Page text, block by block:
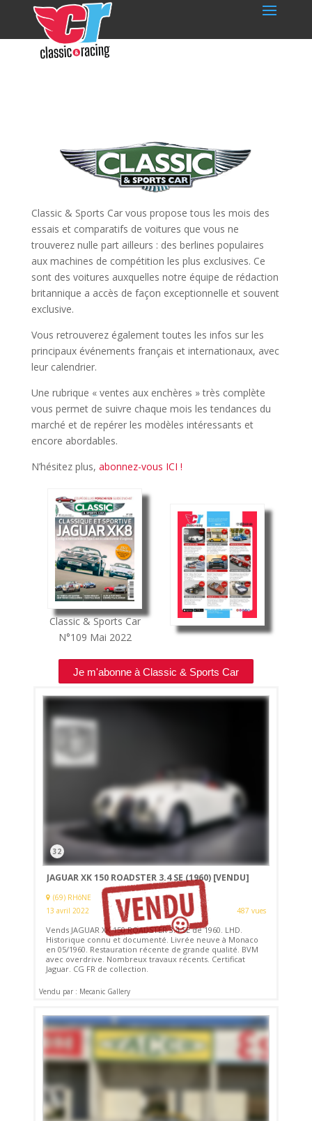
Classic & Sports Car vous propose tous les mois des
essais et comparatifs de voitures que vous ne
trouverez nulle part ailleurs : des berlines populaires
aux machines de compétition les plus exclusives. Ce
sont des voitures auxquelles notre équipe de rédaction
britannique a accès de façon exceptionnelle et souvent
exclusive.
Vous retrouverez également toutes les infos sur les
principaux événements français et internationaux, avec
leur calendrier.
Une rubrique « ventes aux enchères » très complète
vous permet de suivre chaque mois les tendances du
marché et de repérer les modèles intéressants et
encore abordables.
N’hésitez plus, abonnez-vous ICI !
Classic & Sports Car
N°109 Mai 2022
Je m'abonne à Classic & Sports Car
32
JAGUAR XK 150 ROADSTER 3.4 SE (1960) [VENDU]
(69) RHôNE
13 avril 2022
487 vues
Vends JAGUAR XK 150 ROADSTER 3.4 SE de 1960. LHD.
Historique connu et documenté. Livrée neuve à Monaco
en 05/1960. Restauration récente de grande qualité. BVM
avec overdrive. Nombreux travaux récents. Certificat
Jaguar. CG FR de collection.
Vendu par : Mecanic Gallery